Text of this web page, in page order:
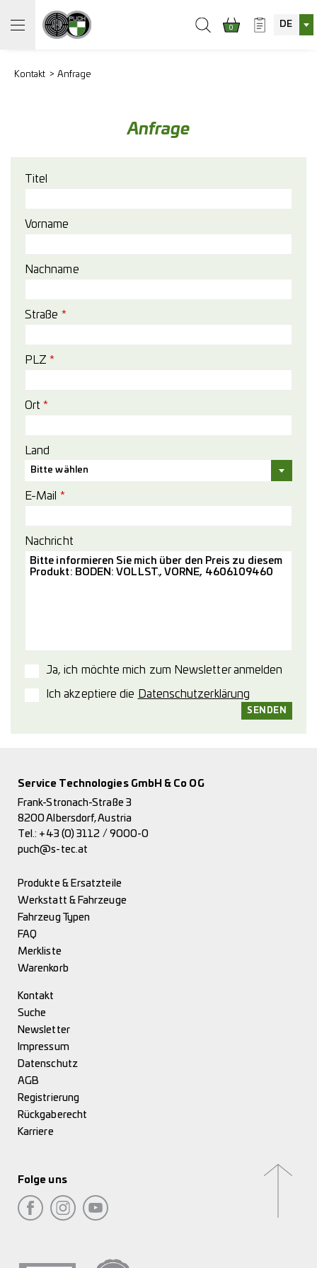
0 DE
Kontakt Anfrage
Anfrage
Titel
Vorname
Nachname
Straße *
PLZ*
Ort*
Land
Bitte wählen
E-Mail *
Nachricht
Ja, ich möchte mich zum Newsletter anmelden
Ich akzeptiere die Datenschutzerklärung
Service Technologies GmbH & Co OG
Frank-Stronach-Straße 3
8200 Albersdorf, Austria
Tel.: +43 (0) 3112 / 9000-0
puch@s-tec.at
Produkte & Ersatzteile
Werkstatt & Fahrzeuge
Fahrzeug Typen
FAQ
Merkliste
Warenkorb
Kontakt
Suche
Newsletter
Impressum
Datenschutz
AGB
Registrierung
Rückgaberecht
Karriere
Folge uns